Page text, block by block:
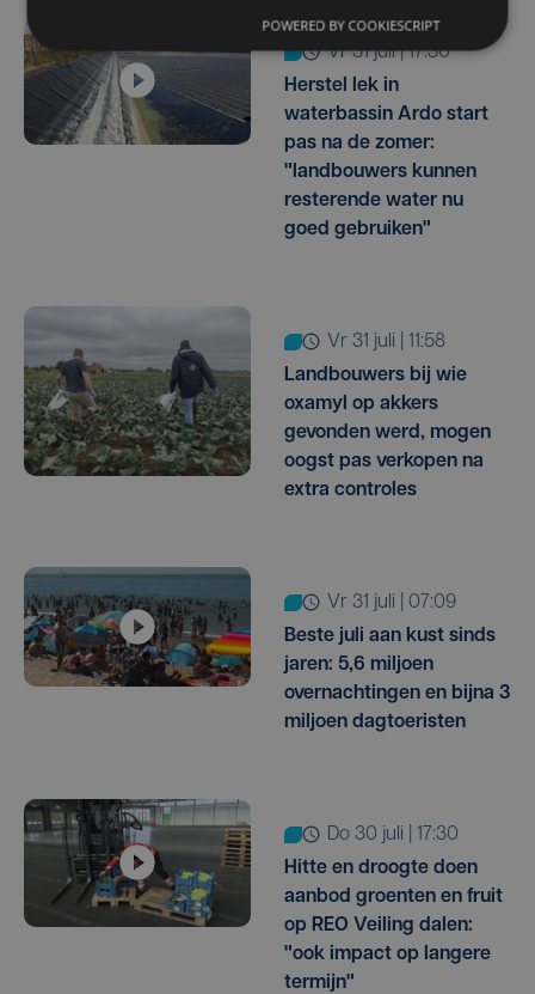
vr 31 juli | 17:30
Herstel lek in
waterbassin Ardo start
pas na de zomer:
"landbouwers kunnen
resterende water nu
goed gebruiken"
vr 31 juli | 11:58
Landbouwers bij wie
oxamyl op akkers
gevonden werd, mogen
oogst pas verkopen na
extra controles
vr 31 juli | 07:09
Beste juli aan kust sinds
jaren: 5,6 miljoen
overnachtingen en bijna 3
miljoen dagtoeristen
do 30 juli | 17:30
Hitte en droogte doen
aanbod groenten en fruit
op REO Veiling dalen:
"ook impact op langere
termijn"
POWERED BY COOKIESCRIPT